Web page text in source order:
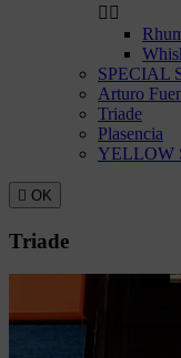
 
SPECIAL
Arturo
Triade
Plasencia
YELLOW
 OK
Triade